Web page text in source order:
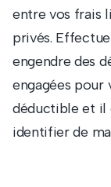
entre vos frais
privés.
engendre des
engagées
déductible et il
identifier de